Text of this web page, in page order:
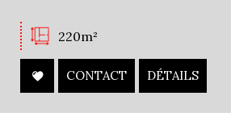
220m²
CONTACT DÉTAILS